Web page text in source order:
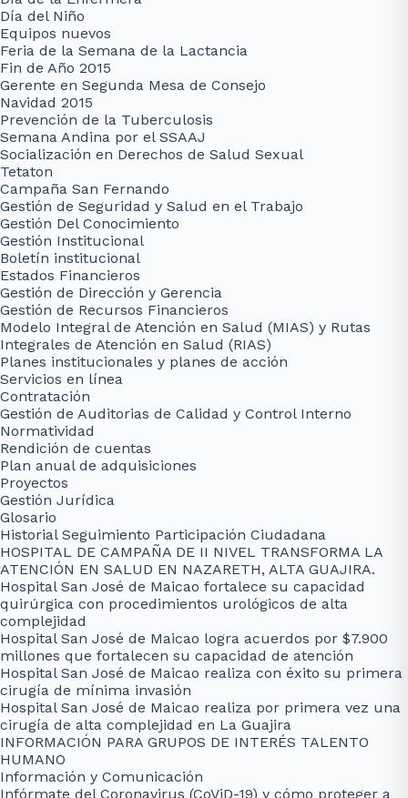
Día del Niño
Equipos nuevos
Feria de la Semana de la Lactancia
Fin de Año 2015
Gerente en Segunda Mesa de Consejo
Navidad 2015
Prevención de la Tuberculosis
Semana Andina por el SSAAJ
Socialización en Derechos de Salud Sexual
Tetaton
Campaña San Fernando
Gestión de Seguridad y Salud en el Trabajo
Gestión Del Conocimiento
Gestión Institucional
Boletín institucional
Estados Financieros
Gestión de Dirección y Gerencia
Gestión de Recursos Financieros
Modelo Integral de Atención en Salud (MIAS) y Rutas
Integrales de Atención en Salud (RIAS)
Planes institucionales y planes de acción
Servicios en línea
Contratación
Gestión de Auditorias de Calidad y Control Interno
Normatividad
Rendición de cuentas
Plan anual de adquisiciones
Proyectos
Gestión Jurídica
Glosario
Historial Seguimiento Participación Ciudadana
HOSPITAL DE CAMPAÑA DE II NIVEL TRANSFORMA LA
ATENCIÓN EN SALUD EN NAZARETH, ALTA GUAJIRA.
Hospital San José de Maicao fortalece su capacidad
quirúrgica con procedimientos urológicos de alta
complejidad
Hospital San José de Maicao logra acuerdos por $7.900
millones que fortalecen su capacidad de atención
Hospital San José de Maicao realiza con éxito su primera
cirugía de mínima invasión
Hospital San José de Maicao realiza por primera vez una
cirugía de alta complejidad en La Guajira
INFORMACIÓN PARA GRUPOS DE INTERÉS TALENTO
HUMANO
Información y Comunicación
Infórmate del Coronavirus (CoViD-19) y cómo proteger a